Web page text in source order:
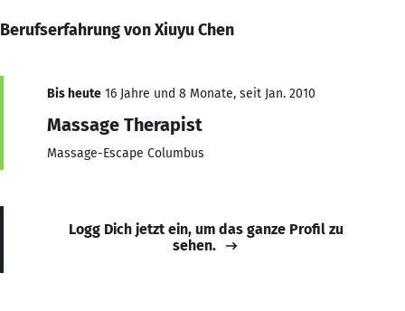
Berufserfahrung von Xiuyu Chen
Bis heute 16 Jahre und 8 Monate, seit Jan. 2010
Massage Therapist
Massage-Escape Columbus
Logg Dich jetzt ein, um das ganze Profil zu
sehen.